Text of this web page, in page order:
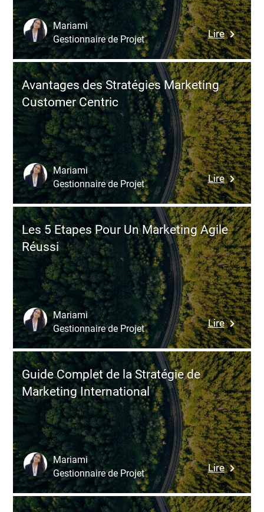
la
Réussite
de
votre
?
Lire:
Utiliser
dans
vos
Digitales
Mariami
Gestionnaire de Projet
Avantages des Stratégies Marketing
Customer Centric
Lire:
des
Centric
Mariami
Gestionnaire de Projet
Les 5 Etapes Pour Un Marketing Agile
Réussi
Lire:
Les
5
Etapes
Pour
Un
Agile
Réussi
Mariami
Gestionnaire de Projet
Guide Complet de la Stratégie de
Marketing International
Lire:
Guide
Complet
Mariami
Gestionnaire de Projet